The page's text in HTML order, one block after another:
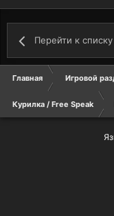
Перейти к
Главная Игровой
Курилка / Free Speak